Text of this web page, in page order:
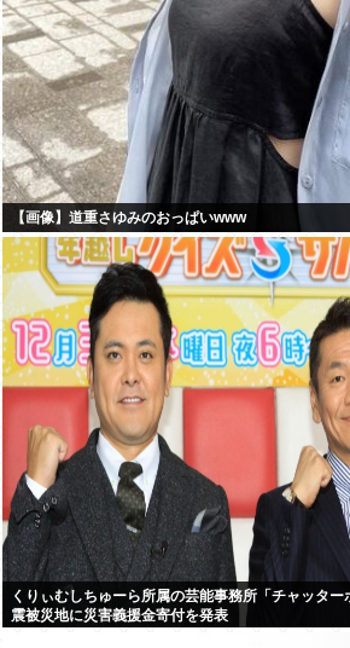
【画像】道重さゆみのおっぱいwww
くりぃむしちゅーら所属の芸能事務所「チャッタ
震被災地に災害義援金寄付を発表